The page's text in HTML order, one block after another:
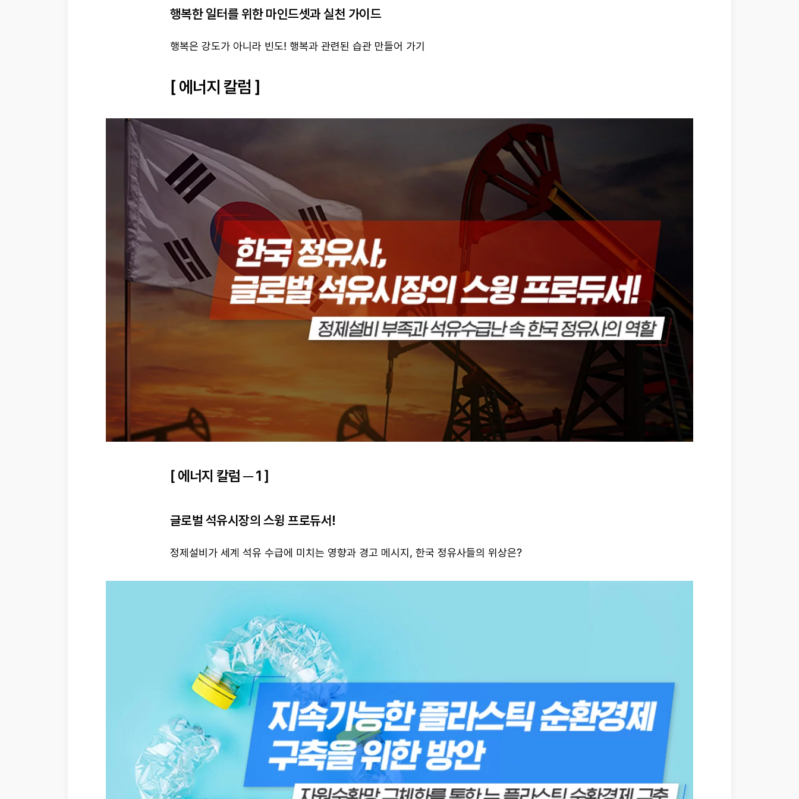
행복한 일터를 위한 마인드셋과 실천 가이드
행복은 강도가 아니라 빈도! 행복과 관련된 습관 만들어 가기
[ 에너지 칼럼 ]
[ 에너지 칼럼 ─ 1 ]
글로벌 석유시장의 스윙 프로듀서!
정제설비가 세계 석유 수급에 미치는 영향과 경고 메시지, 한국 정유사들의 위상은?